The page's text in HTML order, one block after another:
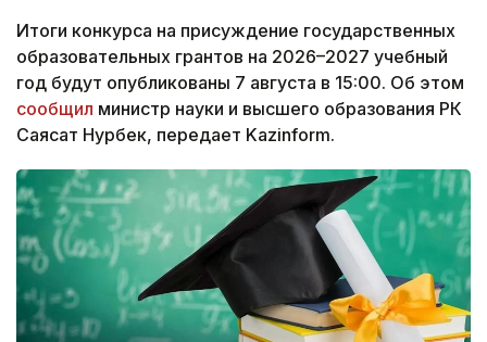
Итоги конкурса на присуждение государственных
образовательных грантов на 2026–2027 учебный
год будут опубликованы 7 августа в 15:00. Об этом
сообщил министр науки и высшего образования РК
Саясат Нурбек, передает Kazinform.